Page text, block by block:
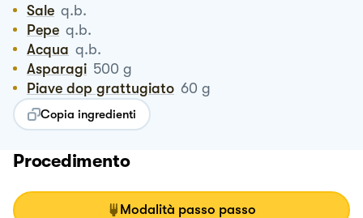
Sale q.b.
Pepe q.b.
Acqua q.b.
Asparagi 500 g
Piave dop grattugiato 60 g
Copia ingredienti
Procedimento
Modalità passo passo